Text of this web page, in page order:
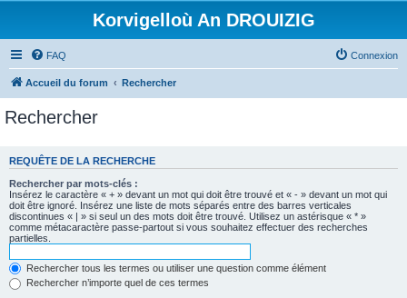
Korvigelloù An DROUIZIG
FAQ Connexion
Accueil du forum Rechercher
Rechercher
REQUÊTE DE LA RECHERCHE
Rechercher par mots-clés :
Insérez le caractère « + » devant un mot qui doit être trouvé et « - » devant un mot qui
doit être ignoré. Insérez une liste de mots séparés entre des barres verticales
discontinues « | » si seul un des mots doit être trouvé. Utilisez un astérisque « * »
comme métacaractère passe-partout si vous souhaitez effectuer des recherches
partielles.
Rechercher tous les termes ou utiliser une question comme élément
Rechercher n’importe quel de ces termes